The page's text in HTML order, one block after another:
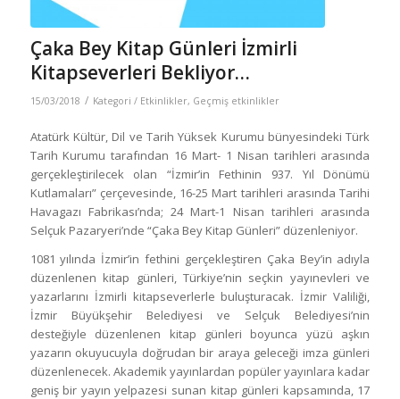
Çaka Bey Kitap Günleri İzmirli
Kitapseverleri Bekliyor…
15/03/2018 / Kategori / Etkinlikler, Geçmiş etkinlikler
Atatürk Kültür, Dil ve Tarih Yüksek Kurumu bünyesindeki Türk
Tarih Kurumu tarafından 16 Mart- 1 Nisan tarihleri arasında
gerçekleştirilecek olan “İzmir’in Fethinin 937. Yıl Dönümü
Kutlamaları” çerçevesinde, 16-25 Mart tarihleri arasında Tarihi
Havagazı Fabrikası’nda; 24 Mart-1 Nisan tarihleri arasında
Selçuk Pazaryeri’nde “Çaka Bey Kitap Günleri” düzenleniyor.
1081 yılında İzmir’in fethini gerçekleştiren Çaka Bey’in adıyla
düzenlenen kitap günleri, Türkiye’nin seçkin yayınevleri ve
yazarlarını İzmirli kitapseverlerle buluşturacak. İzmir Valiliği,
İzmir Büyükşehir Belediyesi ve Selçuk Belediyesi’nin
desteğiyle düzenlenen kitap günleri boyunca yüzü aşkın
yazarın okuyucuyla doğrudan bir araya geleceği imza günleri
düzenlenecek. Akademik yayınlardan popüler yayınlara kadar
geniş bir yayın yelpazesi sunan kitap günleri kapsamında, 17